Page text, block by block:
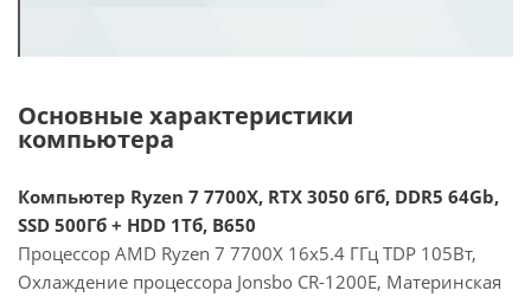
Основные характеристики
компьютера
Компьютер Ryzen 7 7700X, RTX 3050 6Гб, DDR5 64Gb,
SSD 500Гб + HDD 1Тб, B650
Процессор AMD Ryzen 7 7700X 16x5.4 ГГц TDP 105Вт,
Охлаждение процессора Jonsbo CR-1200E, Материнская